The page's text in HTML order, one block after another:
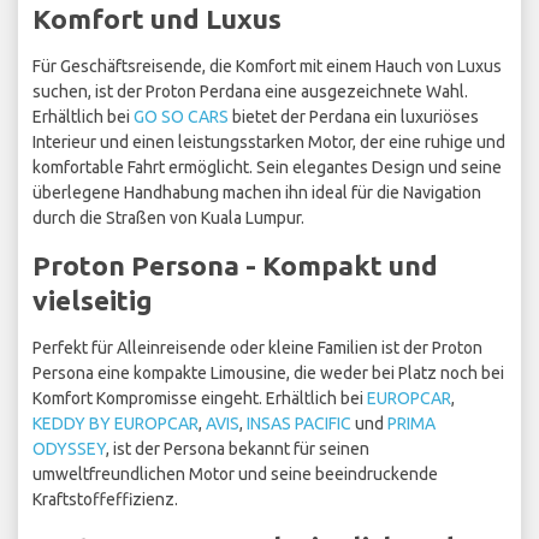
Komfort und Luxus
Für Geschäftsreisende, die Komfort mit einem Hauch von Luxus
suchen, ist der Proton Perdana eine ausgezeichnete Wahl.
Erhältlich bei GO SO CARS bietet der Perdana ein luxuriöses
Interieur und einen leistungsstarken Motor, der eine ruhige und
komfortable Fahrt ermöglicht. Sein elegantes Design und seine
überlegene Handhabung machen ihn ideal für die Navigation
durch die Straßen von Kuala Lumpur.
Proton Persona - Kompakt und
vielseitig
Perfekt für Alleinreisende oder kleine Familien ist der Proton
Persona eine kompakte Limousine, die weder bei Platz noch bei
Komfort Kompromisse eingeht. Erhältlich bei EUROPCAR,
KEDDY BY EUROPCAR, AVIS, INSAS PACIFIC und PRIMA
ODYSSEY, ist der Persona bekannt für seinen
umweltfreundlichen Motor und seine beeindruckende
Kraftstoffeffizienz.